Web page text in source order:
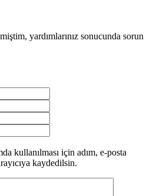
yardımlarınız sonucunda sorun
kullanılması için adım, e-posta
kaydedilsin.